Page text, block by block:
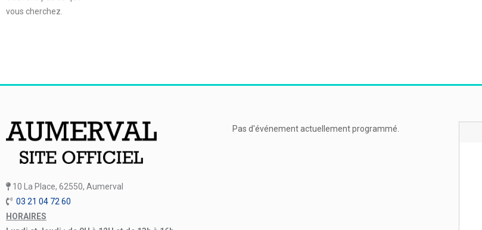
vous cherchez.
10 La Place, 62550, Aumerval
03 21 04 72 60
HORAIRES
Pas d'événement actuellement programmé.